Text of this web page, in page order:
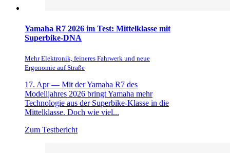
Yamaha R7 2026 im Test: Mittelklasse mit
Superbike-DNA
Mehr Elektronik, feineres Fahrwerk und neue
Ergonomie auf Straße
17. Apr — Mit der Yamaha R7 des
Modelljahres 2026 bringt Yamaha mehr
Technologie aus der Superbike-Klasse in die
Mittelklasse. Doch wie viel...
Zum Testbericht